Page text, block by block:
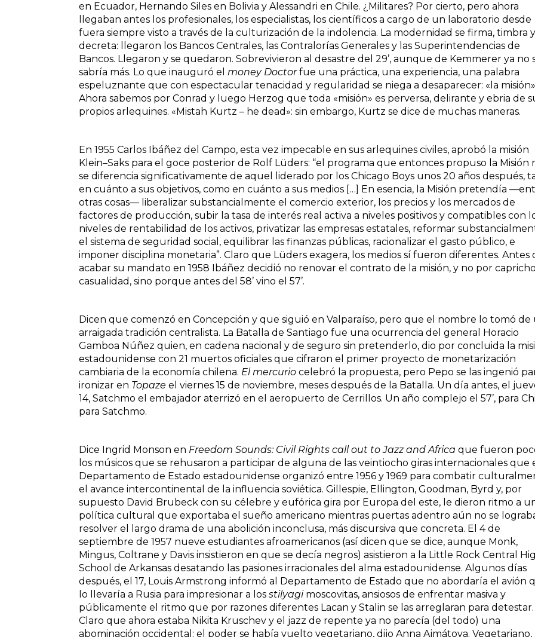
en Ecuador, Hernando Siles en Bolivia y Alessandri en Chile. ¿Militares? Por cierto, pero ahora
llegaban antes los profesionales, los especialistas, los científicos a cargo de un laboratorio desde
fuera siempre visto a través de la culturización de la indolencia. La modernidad se firma, timbra y
decreta: llegaron los Bancos Centrales, las Contralorías Generales y las Superintendencias de
Bancos. Llegaron y se quedaron. Sobrevivieron al desastre del 29’, aunque de Kemmerer ya no
sabría más. Lo que inauguró el money Doctorfue una práctica, una experiencia, una palabra
espeluznante que con espectacular tenacidad y regularidad se niega a desaparecer: «la
Ahora sabemos por Conrad y luego Herzog que toda «misión» es perversa, delirante y ebria de
propios arlequines. «Mistah Kurtz – he dead»: sin embargo, Kurtz se dice de muchas maneras.
En 1955 Carlos Ibáñez del Campo, esta vez impecable en sus arlequines civiles, aprobó la misión
Klein–Saks para el goce posterior de Rolf Lüders: “el programa que entonces propuso la Misión
se diferencia significativamente de aquel liderado por los Chicago Boys unos 20 años después,
en cuánto a sus objetivos, como en cuánto a sus medios […] En esencia, la Misión pretendía
otras cosas― liberalizar substancialmente el comercio exterior, los precios y los mercados de
factores de producción, subir la tasa de interés real activa a niveles positivos y compatibles con
niveles de rentabilidad de los activos, privatizar las empresas estatales, reformar
el sistema de seguridad social, equilibrar las finanzas públicas, racionalizar el gasto público, e
imponer disciplina monetaria”. Claro que Lüders exagera, los medios sí fueron diferentes. Antes
acabar su mandato en 1958 Ibáñez decidió no renovar el contrato de la misión, y no por
casualidad, sino porque antes del 58’ vino el 57’.
Dicen que comenzó en Concepción y que siguió en Valparaíso, pero que el nombre lo tomó de
arraigada tradición centralista. La Batalla de Santiago fue una ocurrencia del general Horacio
Gamboa Núñez quien, en cadena nacional y de seguro sin pretenderlo, dio por concluida la
estadounidense con 21 muertos oficiales que cifraron el primer proyecto de monetarización
cambiaria de la economía chilena. El mercurio celebró la propuesta, pero Pepo se las ingenió
ironizar en Topaze el viernes 15 de noviembre, meses después de la Batalla. Un día antes, el
14, Satchmo el embajador aterrizó en el aeropuerto de Cerrillos. Un año complejo el 57’, para
para Satchmo.
Dice Ingrid Monson en Freedom Sounds: Civil Rights call out to Jazz and Africa que fueron
los músicos que se rehusaron a participar de alguna de las veintiocho giras internacionales que
Departamento de Estado estadounidense organizó entre 1956 y 1969 para combatir
el avance intercontinental de la influencia soviética. Gillespie, Ellington, Goodman, Byrd y, por
supuesto David Brubeck con su célebre y eufórica gira por Europa del este, le dieron ritmo a
política cultural que exportaba el sueño americano mientras puertas adentro aún no se
resolver el largo drama de una abolición inconclusa, más discursiva que concreta. El 4 de
septiembre de 1957 nueve estudiantes afroamericanos (así dicen que se dice, aunque Monk,
Mingus, Coltrane y Davis insistieron en que se decía negros) asistieron a la Little Rock Central
School de Arkansas desatando las pasiones irracionales del alma estadounidense. Algunos días
después, el 17, Louis Armstrong informó al Departamento de Estado que no abordaría el avión
lo llevaría a Rusia para impresionar a los stilyagimoscovitas, ansiosos de enfrentar masiva y
públicamente el ritmo que por razones diferentes Lacan y Stalin se las arreglaran para detestar.
Claro que ahora estaba Nikita Kruschev y el jazz de repente ya no parecía (del todo) una
abominación occidental: el poder se había vuelto vegetariano, dijo Anna Ajmátova. Vegetariano,